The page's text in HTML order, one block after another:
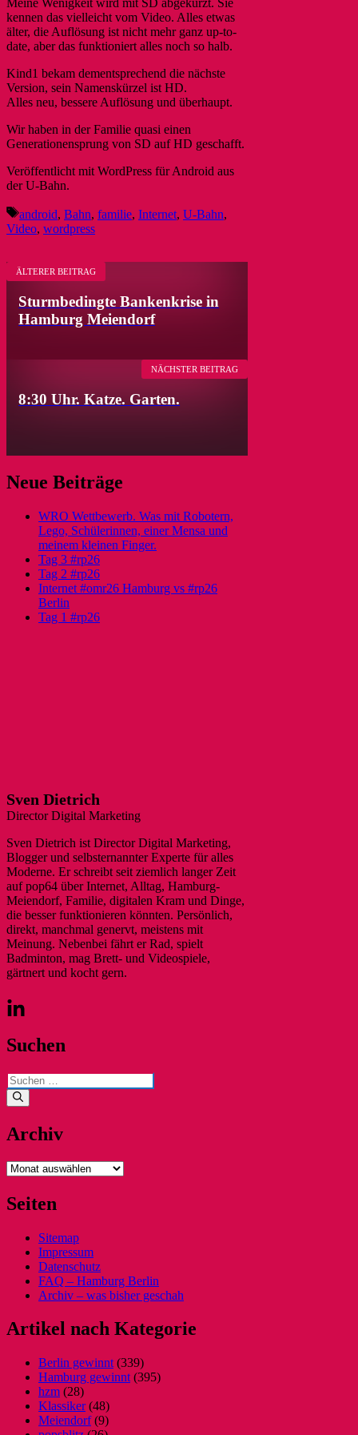
kennen das vielleicht vom Video. Alles etwas
älter, die Auflösung ist nicht mehr ganz up-to-
date, aber das funktioniert alles noch so halb.
Kind1 bekam dementsprechend die nächste
Version, sein Namenskürzel ist HD.
Alles neu, bessere Auflösung und überhaupt.
Wir haben in der Familie quasi einen
Generationensprung von SD auf HD geschafft.
Veröffentlicht mit WordPress für Android aus
der U-Bahn.
Schlagwörter
android, Bahn, familie, Internet, U-Bahn,
Video, wordpress
ÄLTERER BEITRAG
Sturmbedingte Bankenkrise in
Hamburg Meiendorf
8:30 Uhr. Katze. Garten.
NÄCHSTER BEITRAG
Neue Beiträge
WRO Wettbewerb. Was mit Robotern,
Lego, Schülerinnen, einer Mensa und
meinem kleinen Finger.
Tag 3 #rp26
Tag 2 #rp26
Internet #omr26 Hamburg vs #rp26
Berlin
Tag 1 #rp26
Sven Dietrich
Director Digital Marketing
Sven Dietrich ist Director Digital Marketing,
Blogger und selbsternannter Experte für alles
Moderne. Er schreibt seit ziemlich langer Zeit
auf pop64 über Internet, Alltag, Hamburg-
Meiendorf, Familie, digitalen Kram und Dinge,
die besser funktionieren könnten. Persönlich,
direkt, manchmal genervt, meistens mit
Meinung. Nebenbei fährt er Rad, spielt
Badminton, mag Brett- und Videospiele,
gärtnert und kocht gern.
Suchen
Suchen
nach:
Archiv
Archiv
Seiten
Sitemap
Impressum
Datenschutz
FAQ – Hamburg Berlin
Archiv – was bisher geschah
Artikel nach Kategorie
Berlin gewinnt (339)
Hamburg gewinnt (395)
hzm (28)
Klassiker(48)
Meiendorf(9)